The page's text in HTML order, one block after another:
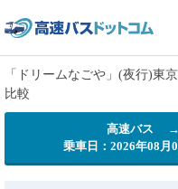
「ドリームなごや」(夜行)東
比較
高速バス →
乗車日：2026年08月